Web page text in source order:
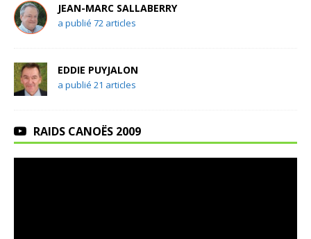
JEAN-MARC SALLABERRY
a publié 72 articles
EDDIE PUYJALON
a publié 21 articles
RAIDS CANOËS 2009